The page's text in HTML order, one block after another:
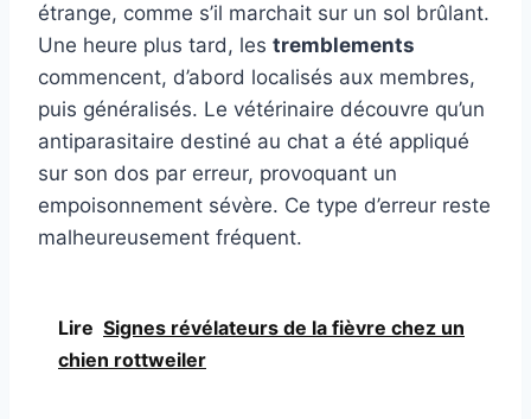
étrange, comme s’il marchait sur un sol brûlant.
Une heure plus tard, les tremblements
commencent, d’abord localisés aux membres,
puis généralisés. Le vétérinaire découvre qu’un
antiparasitaire destiné au chat a été appliqué
sur son dos par erreur, provoquant un
empoisonnement sévère. Ce type d’erreur reste
malheureusement fréquent.
Lire Signes révélateurs de la fièvre chez un
chien rottweiler